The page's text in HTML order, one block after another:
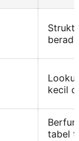
kecil
tabel